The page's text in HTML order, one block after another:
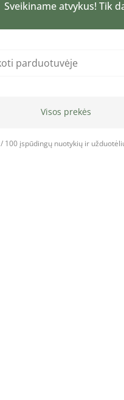
Sveikiname atvykus! Tik
Visos prekės
/ 100 įspūdingų nuotykių ir